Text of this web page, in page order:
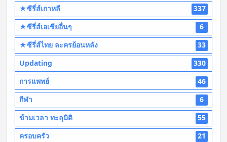
★ซีรี่ส์เกาหลี
337
★ซีรี่ส์เอเชียอื่นๆ
6
★ซีรี่ส์ไทย ละครย้อนหลัง
33
Updating
330
การแพทย์
46
กีฬา
6
ข้ามเวลา ทะลุมิติ
55
ครอบครัว
21